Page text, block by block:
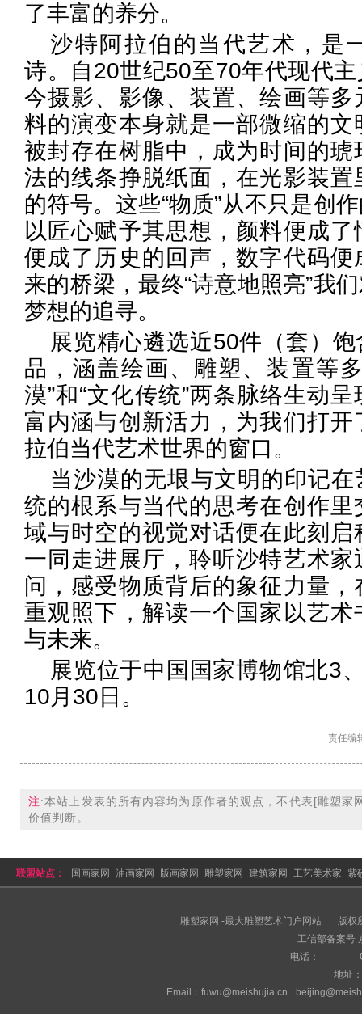
了丰富的养分。
沙特阿拉伯的当代艺术，是
诗。自20世纪50至70年代现代
今摄影、影像、装置、绘画等
料的演变本身就是一部微缩的
被封存在树脂中，成为时间的
法的线条挣脱纸面，在光影装
的符号。这些“物质”从不只是创
以匠心赋予其思想，颜料便成
便成了历史的回声，数字代码
来的桥梁，最终“诗意地照亮”我
梦想的追寻。
展览精心遴选近50件（套）
品，涵盖绘画、雕塑、装置等
漠”和“文化传统”两条脉络生动
富内涵与创新活力，为我们打
拉伯当代艺术世界的窗口。
当沙漠的无垠与文明的印记
统的根系与当代的思考在创作
域与时空的视觉对话便在此刻
一同走进展厅，聆听沙特艺术
问，感受物质背后的象征力量
重观照下，解读一个国家以艺
与未来。
展览位于中国国家博物馆北3
10月30日。
责任编
注:本站上发表的所有内容均为原作者的观点，不代表[雕塑家
价值判断。
联盟站点： 国画家网 油画家网 版画家网 雕塑家网 建筑家网 工艺美术家 紫
雕塑家网 -最大雕塑艺术门户网站
版权
工信部备案号
电话：
地址：
Email：fuwu@meishujia.cn